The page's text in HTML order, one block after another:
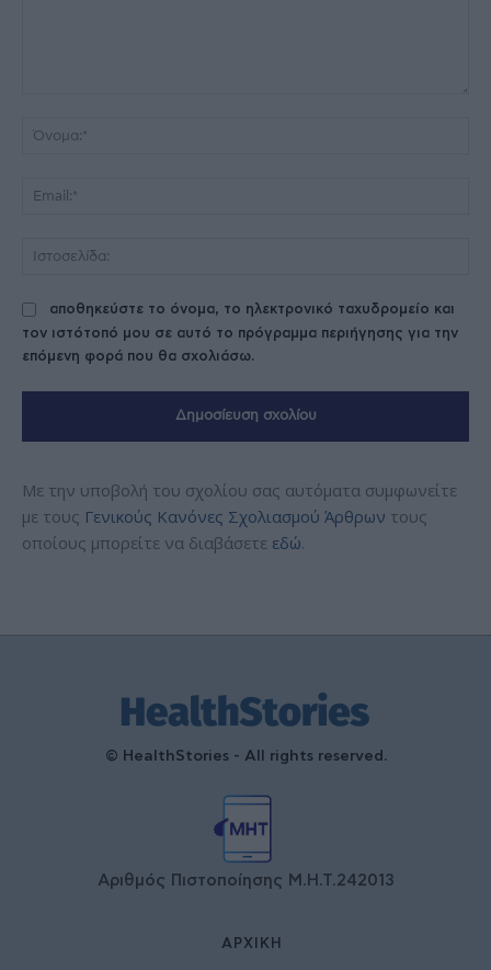
αποθηκεύστε το όνομα, το ηλεκτρονικό ταχυδρομείο και
τον ιστότοπό μου σε αυτό το πρόγραμμα περιήγησης για την
επόμενη φορά που θα σχολιάσω.
Με την υποβολή του σχολίου σας αυτόματα συμφωνείτε
με τους Γενικούς Κανόνες Σχολιασμού Άρθρων τους
οποίους μπορείτε να διαβάσετε εδώ.
© HealthStories - All rights reserved.
Αριθμός Πιστοποίησης Μ.Η.Τ.242013
ΑΡΧΙΚΉ